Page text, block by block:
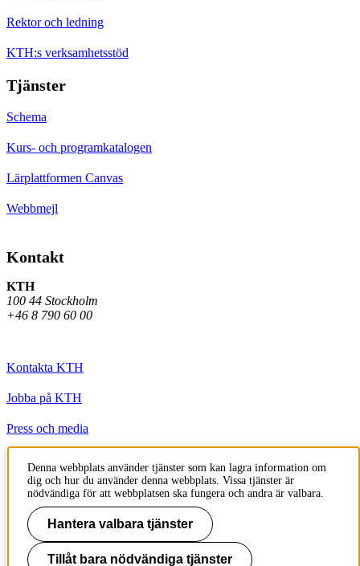
Rektor och ledning
KTH:s verksamhetsstöd
Tjänster
Schema
Kurs- och programkatalogen
Lärplattformen Canvas
Webbmejl
Kontakt
KTH
100 44 Stockholm
+46 8 790 60 00
Kontakta KTH
Jobba på KTH
Press och media
Om KTH:s webbplatser
Tillgänglighetsredogörelse
Till sidans topp
Denna webbplats använder tjänster som kan lagra information om
dig och hur du använder denna webbplats. Vissa tjänster är
nödvändiga för att webbplatsen ska fungera och andra är valbara.
Hantera valbara tjänster
Tillåt bara nödvändiga tjänster